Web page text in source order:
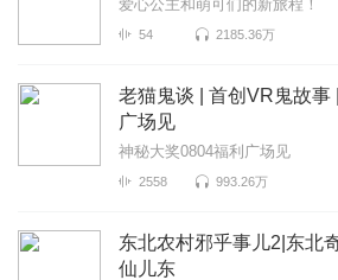
爱心公主和萌可们的新旅程！
54 2185.36万
老猫鬼谈 | 首创VR鬼故事
广场见
神秘大奖0804福利广场见
2558 993.26万
东北农村邪乎事儿2|东北
仙儿东